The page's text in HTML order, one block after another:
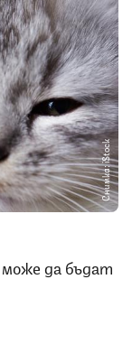
Снимка: iStock
да бъдат